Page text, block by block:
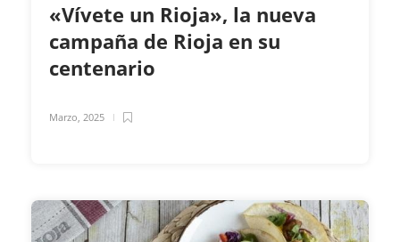
«Vívete un Rioja», la nueva
campaña de Rioja en su
centenario
Marzo, 2025